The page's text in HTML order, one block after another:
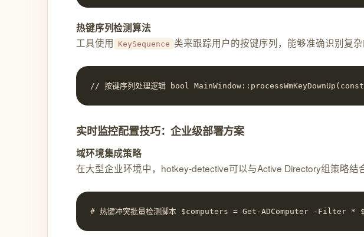
热键序列检测算法
工具使用
KeySequence 类来跟踪用户的按键序列，能够准确识别复杂
// 按键序列处理逻辑 bool
实时监控配置技巧：企业级部署方案
域环境集成策略
在大型企业环境中，hotkey-detective可以与Active Directory组策略
# 热键冲突批量检测脚本 $computers = Get-ADComputer -